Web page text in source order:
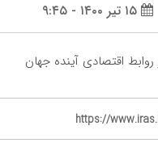
روابط اقتصادی آینده جهان
https://